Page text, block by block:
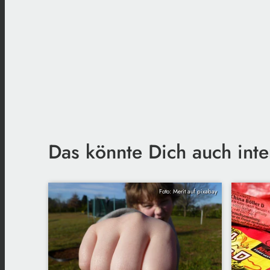
Das könnte Dich auch
Foto: Merit auf pixabay